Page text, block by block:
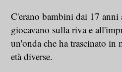
C'erano bambini dai 17
giocavano sulla riva e
un'onda che ha trascinato in
età diverse.